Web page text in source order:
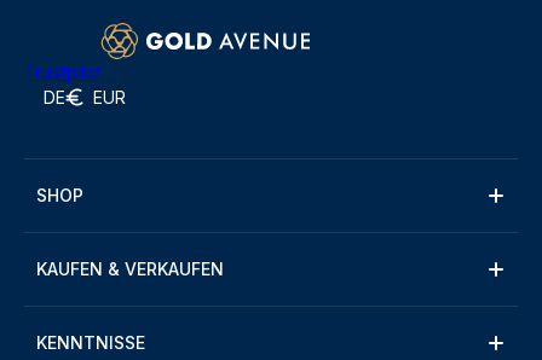
Trustpilot
DE EUR
SHOP
KAUFEN & VERKAUFEN
KENNTNISSE